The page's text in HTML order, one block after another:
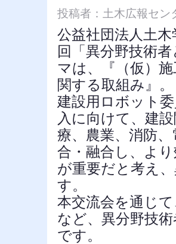
投稿者： 土木広報セン
公益社団法人土
回「異分野技術
マは、『（仮）
関する取組み』。
建設用ロボット
入に向けて、建
療、農業、消防
合・融合し、よ
が重要だと考え
す。
本交流会を通じ
など、異分野技
です。